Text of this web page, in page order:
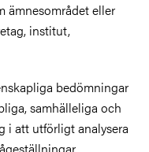
ämnesområdet eller
institut,
bedömningar
samhälleliga och
i att utförligt analysera